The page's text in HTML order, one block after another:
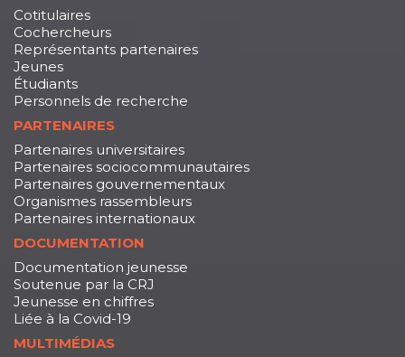
Cotitulaires
Cochercheurs
Représentants partenaires
Jeunes
Étudiants
Personnels de recherche
PARTENAIRES
Partenaires universitaires
Partenaires sociocommunautaires
Partenaires gouvernementaux
Organismes rassembleurs
Partenaires internationaux
DOCUMENTATION
Documentation jeunesse
Soutenue par la CRJ
Jeunesse en chiffres
Liée à la Covid-19
MULTIMÉDIAS